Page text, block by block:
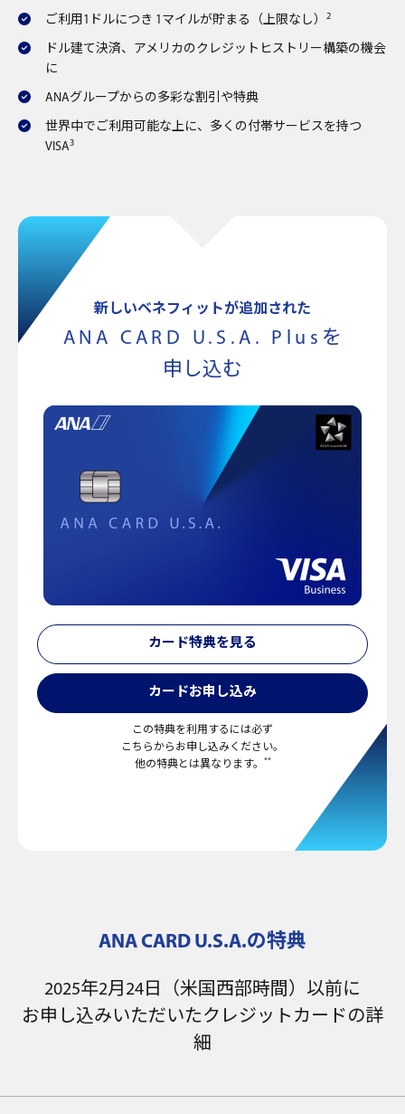
ご利用1ドルにつき 1マイルが貯まる（上限なし） 2
ドル建て決済、アメリカのクレジットヒストリー構築の機会
に
ANAグループからの多彩な割引や特典
世界中でご利用可能な上に、多くの付帯サービスを持つ
VISA3
新しいベネフィットが追加された
ANA CARD U.S.A. Plus を
申し込む
カード特典を見る
カードお申し込み
この特典を利用するには必ず
こちらからお申し込みください。
他の特典とは異なります。
**
ANA CARD U.S.A.の特典
2025年2月24日（米国西部時間）以前に
お申し込みいただいたクレジットカードの詳
細